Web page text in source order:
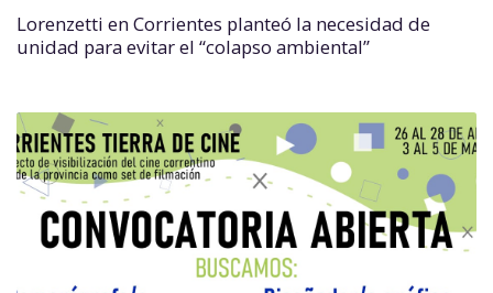
Lorenzetti en Corrientes planteó la necesidad de
unidad para evitar el “colapso ambiental”